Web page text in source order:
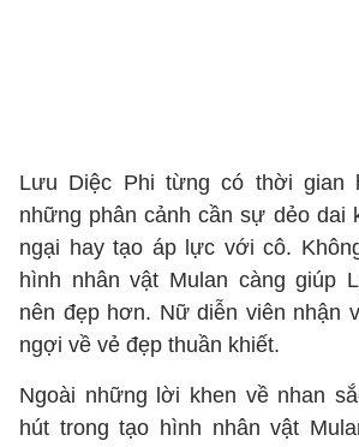
Lưu Diệc Phi từng có thời gian
những phân cảnh cần sự dẻo dai
ngại hay tạo áp lực với cô.
hình nhân vật Mulan càng giúp
nên đẹp hơn. Nữ diễn viên nhận
ngợi về vẻ đẹp thuần khiết.
Ngoài những lời khen về nhan
hút trong tạo hình nhân vật